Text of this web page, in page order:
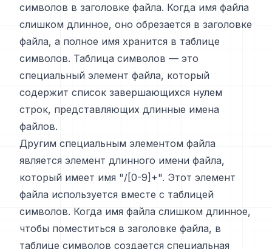
символов в заголовке файла. Когда имя файла
слишком длинное, оно обрезается в заголовке
файла, а полное имя хранится в таблице
символов. Таблица символов — это
специальный элемент файла, который
содержит список завершающихся нулем
строк, представляющих длинные имена
файлов.
Другим специальным элементом файла
является элемент длинного имени файла,
который имеет имя "/[0-9]+". Этот элемент
файла используется вместе с таблицей
символов. Когда имя файла слишком длинное,
чтобы поместиться в заголовке файла, в
таблице символов создается специальная